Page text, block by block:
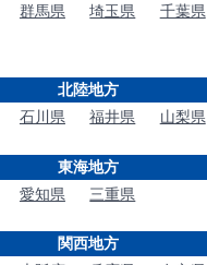
群馬県 埼玉県 千葉県
北陸地方
石川県 福井県 山梨県
東海地方
愛知県 三重県
関西地方